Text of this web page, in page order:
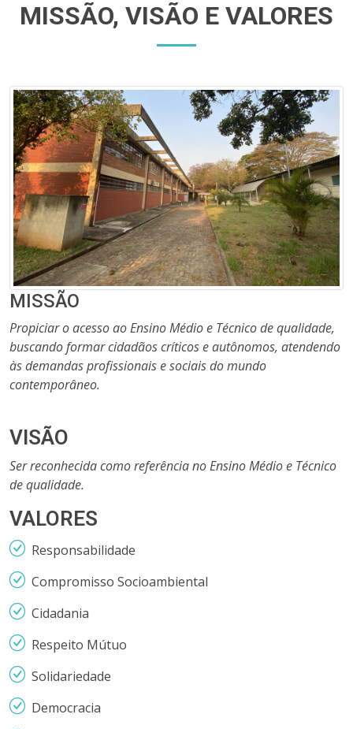
MISSÃO, VISÃO E VALORES
MISSÃO
Propiciar o acesso ao Ensino Médio e Técnico de qualidade,
buscando formar cidadãos críticos e autônomos, atendendo
às demandas profissionais e sociais do mundo
contemporâneo.
VISÃO
Ser reconhecida como referência no Ensino Médio e Técnico
de qualidade.
VALORES
Responsabilidade
Compromisso Socioambiental
Cidadania
Respeito Mútuo
Solidariedade
Democracia